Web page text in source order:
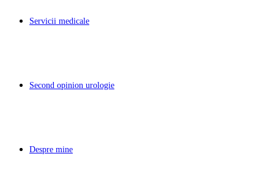
Servicii medicale
Second opinion urologie
Despre mine